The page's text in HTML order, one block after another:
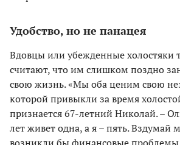
Удобство, но не панацея
Вдовцы или убежденные холостяки
считают, что им слишком поздно
свою жизнь. «Мы оба ценим свою
которой привыкли за время
признается 67-летний Николай. –
лет живет одна, а я – пять. Вздумай